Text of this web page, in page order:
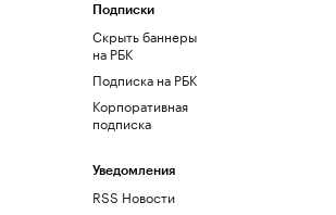
Подписки
Скрыть баннеры
на РБК
Подписка на РБК
Корпоративная
подписка
Уведомления
RSS Новости